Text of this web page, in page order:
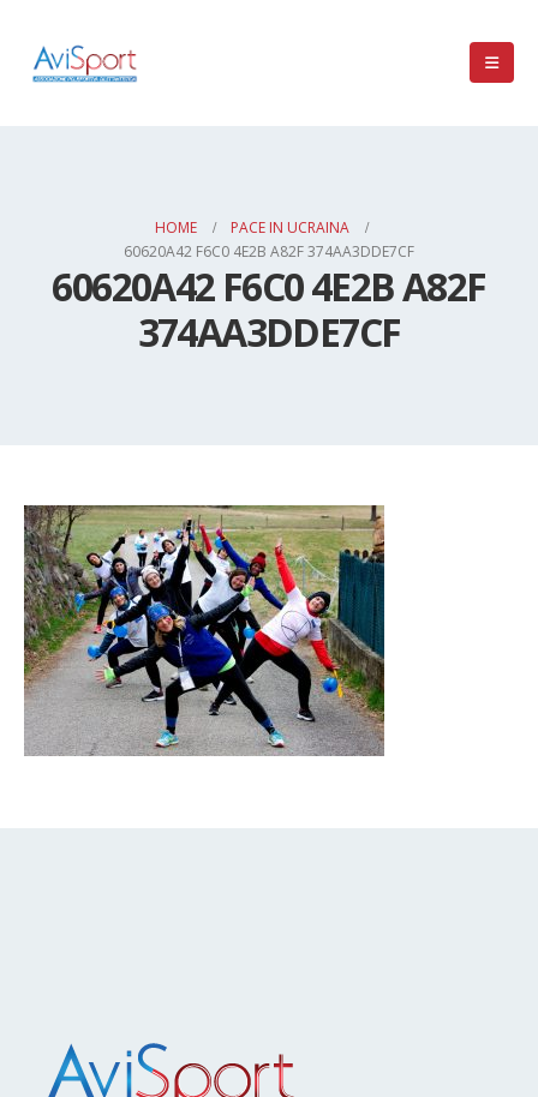
HOME
PACE IN UCRAINA
60620A42 F6C0 4E2B A82F 374AA3DDE7CF
60620A42 F6C0 4E2B A82F
374AA3DDE7CF